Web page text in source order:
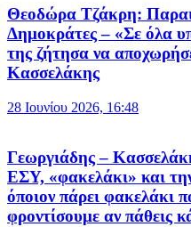
Θεοδώρα Τζάκρη:
Δημοκράτες – «Σε όλα
της ζήτησα να
Κασσελάκης
28 Ιουνίου 2026, 16:48
Γεωργιάδης –
ΕΣΥ, «φακελάκι» και
όποιον πάρει φακελάκι
φροντίσουμε αν πάθεις